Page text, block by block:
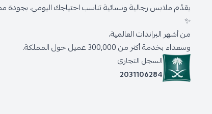
يقدّم ملابس رجالية ونسائية تناسب احتياجك اليومي، بجودة
✨
من أشهر البراندات العالمية،
وسعداء بخدمة أكثر من 300,000 عميل حول المملكة.
السجل التجاري
2031106284